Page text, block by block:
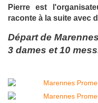
Pierre est
raconte à la suite avec
Départ de Marennes
3 dames et 10